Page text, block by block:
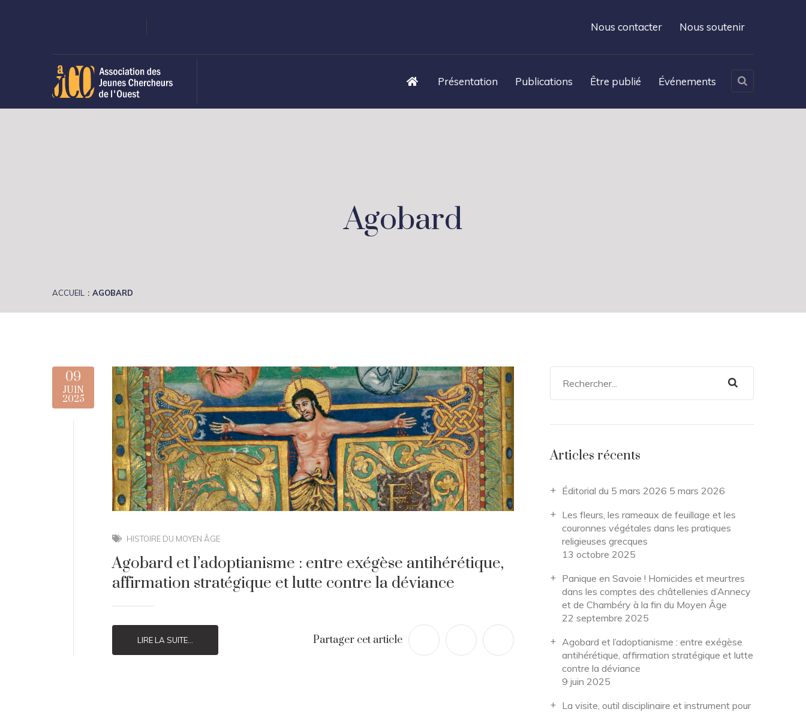
Nous contacter Nous soutenir
Présentation Publications Être publié Événements
Agobard
ACCUEIL AGOBARD
09
JUIN
2025
HISTOIRE DU MOYEN ÂGE
Agobard et l’adoptianisme : entre exégèse antihérétique,
affirmation stratégique et lutte contre la déviance
LIRE LA SUITE... Partager cet article
Articles récents
Éditorial du 5 mars 2026 5 mars 2026
Les fleurs, les rameaux de feuillage et les
couronnes végétales dans les pratiques
religieuses grecques
13 octobre 2025
Panique en Savoie ! Homicides et meurtres
dans les comptes des châtellenies d’Annecy
et de Chambéry à la fin du Moyen Âge
22 septembre 2025
Agobard et l’adoptianisme : entre exégèse
antihérétique, affirmation stratégique et lutte
contre la déviance
9 juin 2025
La visite, outil disciplinaire et instrument pour